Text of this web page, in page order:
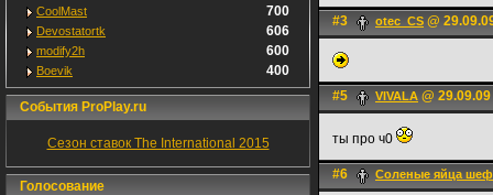
CoolMast 700
Devostatortk 606
modify2h 600
Boevik 400
События ProPlay.ru
Сезон ставок The International 2015
Голосование
#3 otec_CS @
#5 VIVALA @
ты про ч0
#6 Соленые яйца